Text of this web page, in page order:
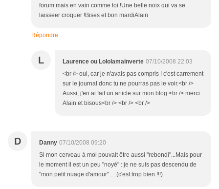
forum mais en vain comme toi !Une belle noix qui va se
laisseer croquer !Bises et bon mardiAlain
Répondre
L Laurence ou Lololamainverte 07/10/2008 22:03
<br /> oui, car je n'avais pas compris ! c'est carrement
sur le journal donc tu ne pourras pas le voir.<br />
Aussi, j'en ai fait un article sur mon blog.<br /> merci
Alain et bisous<br /> <br /> <br />
D Danny 07/10/2008 09:20
Si mon cerveau à moi pouvait être aussi "rebondi"...Mais pour
le moment il est un peu "noyé" : je ne suis pas descendu de
"mon petit nuage d'amour" ....(c'est trop bien !!!)